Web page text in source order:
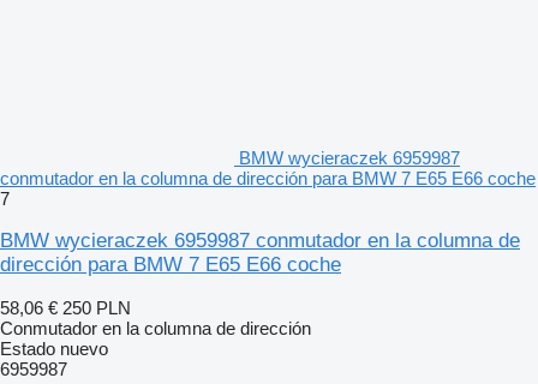
BMW wycieraczek 6959987
conmutador en la columna de dirección para BMW 7 E65 E66 coche
7
BMW wycieraczek 6959987 conmutador en la columna de
dirección para BMW 7 E65 E66 coche
58,06 € 250 PLN
Conmutador en la columna de dirección
Estado nuevo
6959987